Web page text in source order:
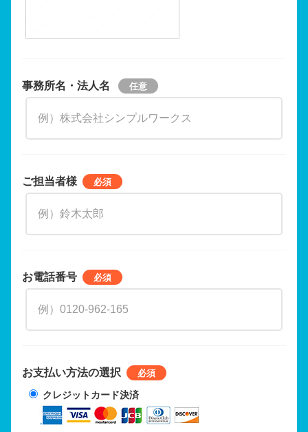
事務所名・法人名
ご担当者様
お電話番号
お支払い方法の選択
クレジットカード決済